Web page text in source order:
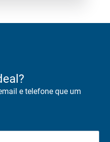
e telefone que um